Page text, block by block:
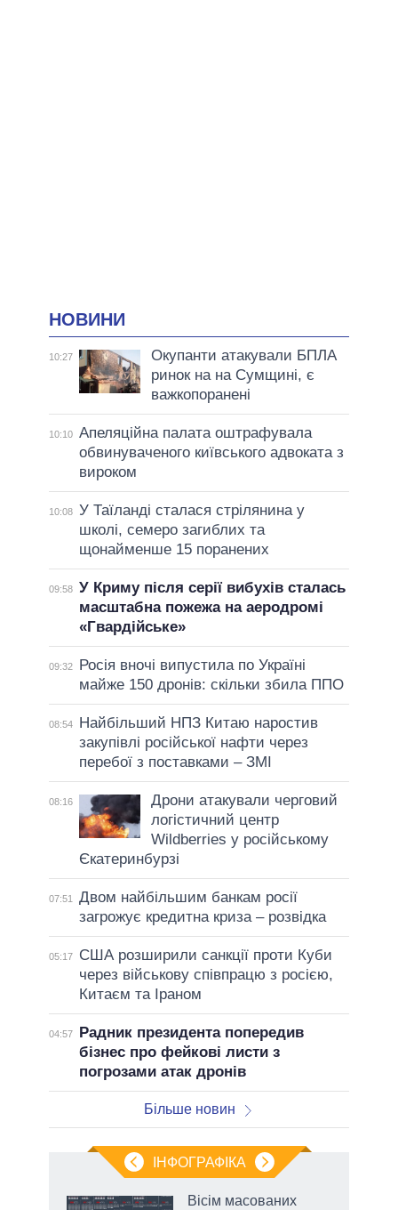
НОВИНИ
10:27
Окупанти атакували БПЛА
ринок на на Сумщині, є
важкопоранені
10:10 Апеляційна палата оштрафувала
обвинуваченого київського адвоката з
вироком
10:08 У Таїланді сталася стрілянина у
школі, семеро загиблих та
щонайменше 15 поранених
09:58 У Криму після серії вибухів сталась
масштабна пожежа на аеродромі
«Гвардійське»
09:32
Росія вночі випустила по Україні
майже 150 дронів: скільки збила ППО
08:54
Найбільший НПЗ Китаю наростив
закупівлі російської нафти через
перебої з поставками – ЗМІ
08:16
Дрони атакували черговий
логістичний центр
Wildberries у російському
Єкатеринбурзі
07:51
Двом найбільшим банкам росії
загрожує кредитна криза – розвідка
05:17
США розширили санкції проти Куби
через військову співпрацю з росією,
Китаєм та Іраном
04:57
Радник президента попередив
бізнес про фейкові листи з
погрозами атак дронів
Більше новин
ІНФОГРАФІКА
Вісім масованих